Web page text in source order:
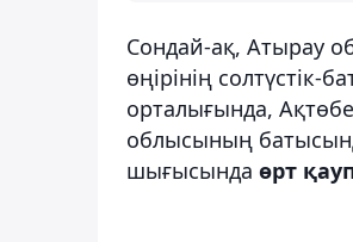
Сондай-ақ, Атырау
өңірінің
орталығында,
облысының
шығысында өрт